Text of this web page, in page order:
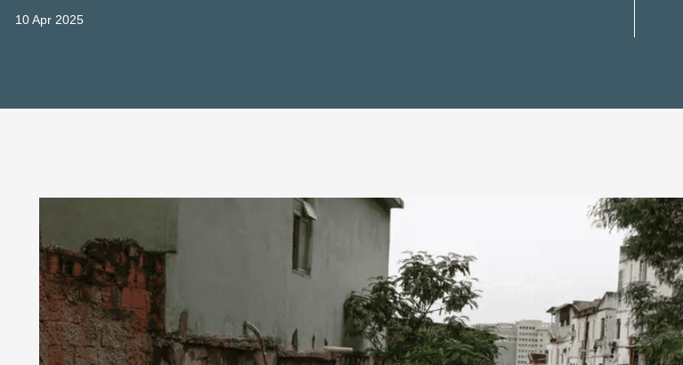
10 Apr 2025